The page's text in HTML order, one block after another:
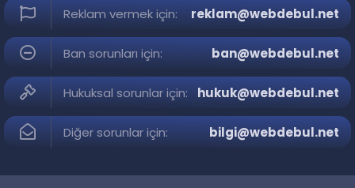
Reklam vermek için: reklam@webdebul.net
Ban sorunları için: ban@webdebul.net
Hukuksal sorunlar için: hukuk@webdebul.net
Diğer sorunlar için: bilgi@webdebul.net